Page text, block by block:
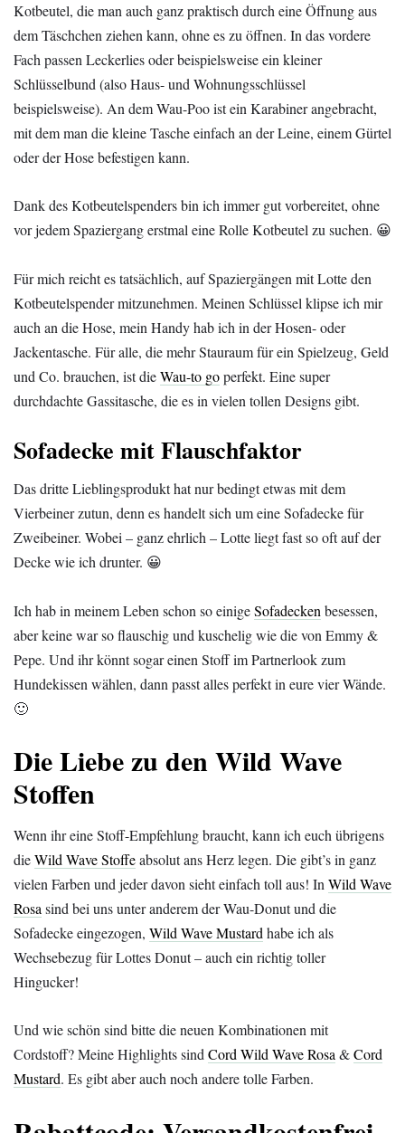
Kotbeutel, die man auch ganz praktisch durch eine Öffnung aus
dem Täschchen ziehen kann, ohne es zu öffnen. In das vordere
Fach passen Leckerlies oder beispielsweise ein kleiner
Schlüsselbund (also Haus- und Wohnungsschlüssel
beispielsweise). An dem Wau-Poo ist ein Karabiner angebracht,
mit dem man die kleine Tasche einfach an der Leine, einem Gürtel
oder der Hose befestigen kann.
Dank des Kotbeutelspenders bin ich immer gut vorbereitet, ohne
vor jedem Spaziergang erstmal eine Rolle Kotbeutel zu suchen. 😀
Für mich reicht es tatsächlich, auf Spaziergängen mit Lotte den
Kotbeutelspender mitzunehmen. Meinen Schlüssel klipse ich mir
auch an die Hose, mein Handy hab ich in der Hosen- oder
Jackentasche. Für alle, die mehr Stauraum für ein Spielzeug, Geld
und Co. brauchen, ist dieWau-to goperfekt. Eine super
durchdachte Gassitasche, die es in vielen tollen Designs gibt.
Sofadecke mit Flauschfaktor
Das dritte Lieblingsprodukt hat nur bedingt etwas mit dem
Vierbeiner zutun, denn es handelt sich um eine Sofadecke für
Zweibeiner. Wobei – ganz ehrlich – Lotte liegt fast so oft auf der
Decke wie ich drunter. 😀
Ich hab in meinem Leben schon so einigeSofadecken besessen,
aber keine war so flauschig und kuschelig wie die von Emmy &
Pepe. Und ihr könnt sogar einen Stoff im Partnerlook zum
Hundekissen wählen, dann passt alles perfekt in eure vier Wände.
🙂
Die Liebe zu den Wild Wave
Stoffen
Wenn ihr eine Stoff-Empfehlung braucht, kann ich euch übrigens
dieWild Wave Stoffeabsolut ans Herz legen. Die gibt’s in ganz
vielen Farben und jeder davon sieht einfach toll aus! In Wild Wave
Rosa sind bei uns unter anderem der Wau-Donut und die
Sofadecke eingezogen, Wild Wave Mustard habe ich als
Wechsebezug für Lottes Donut – auch ein richtig toller
Hingucker!
Und wie schön sind bitte die neuen Kombinationen mit
Cordstoff? Meine Highlights sindCord Wild Wave Rosa&Cord
Mustard. Es gibt aber auch noch andere tolle Farben.